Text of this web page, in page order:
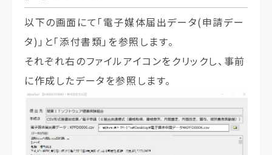
以下の画面にて「電子媒体届出データ(申請デー
タ)」と「添付書類」を参照します。
それぞれ右のファイルアイコンをクリックし、事前
に作成したデータを参照します。